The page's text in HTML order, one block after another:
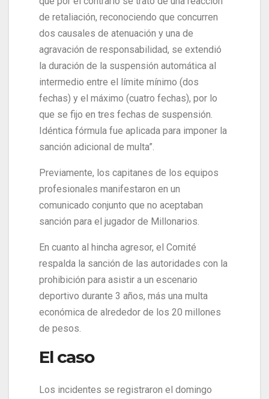
de retaliación, reconociendo que concurren
dos causales de atenuación y una de
agravación de responsabilidad, se extendió
la duración de la suspensión automática al
intermedio entre el límite mínimo (dos
fechas) y el máximo (cuatro fechas), por lo
que se fijo en tres fechas de suspensión.
Idéntica fórmula fue aplicada para imponer la
sanción adicional de multa”.
Previamente, los capitanes de los equipos
profesionales manifestaron en un
comunicado conjunto que no aceptaban
sanción para el jugador de Millonarios.
En cuanto al hincha agresor, el Comité
respalda la sanción de las autoridades con la
prohibición para asistir a un escenario
deportivo durante 3 años, más una multa
económica de alrededor de los 20 millones
de pesos.
El caso
Los incidentes se registraron el domingo